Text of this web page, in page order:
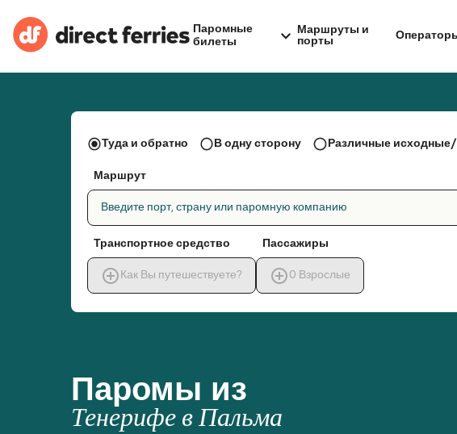
Паромные
билеты
Маршруты и
порты
Паромы из
Тенерифе в Пальма
Туда и обратно В одну сторону Различные
Маршрут
Введите порт, страну или паромную компанию
Транспортное средство
Как Вы путешествуете?
Пассажиры
0 Взрослые